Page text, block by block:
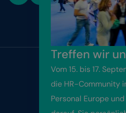
Cookie-
Website by
Kontakt
Treffen wir
Vom 15. bis 17.
die HR-Community
Personal Europe